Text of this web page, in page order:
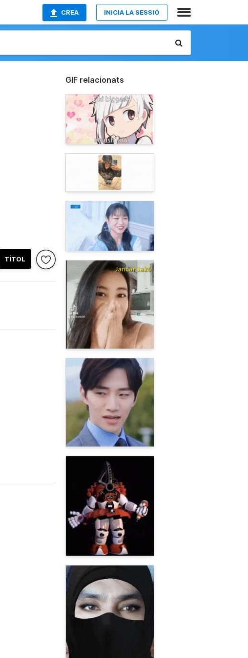
CREA INICIA LA SESSIÓ
TÍTOL
GIF relacionats